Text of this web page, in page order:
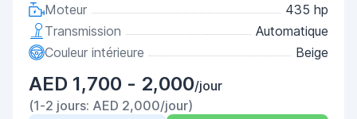
Moteur
435 hp
Transmission
Automatique
Couleur intérieure
Beige
AED 1,700 - 2,000/jour
(1-2 jours: AED 2,000/jour)